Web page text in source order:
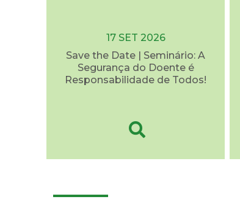
17 SET 2026
Save the Date | Seminário: A
Segurança do Doente é
Responsabilidade de Todos!